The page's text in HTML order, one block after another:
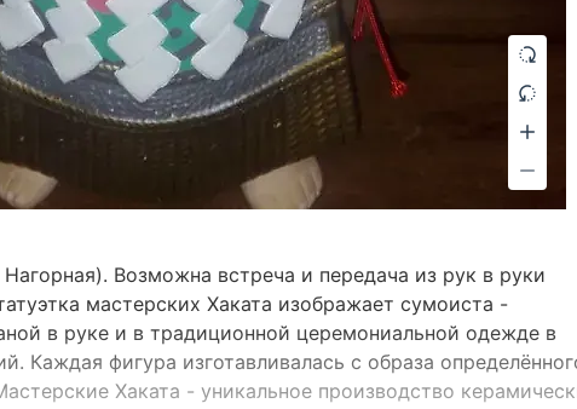
Возможна встреча и передача из рук в руки
мастерских Хаката изображает сумоиста -
в руке и в традиционной церемониальной одежде в
Каждая фигура изготавливалась с образа
Хаката - уникальное производство